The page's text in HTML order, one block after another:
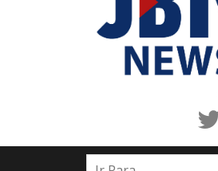
INÍCIO